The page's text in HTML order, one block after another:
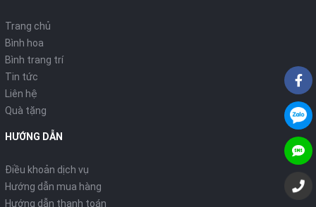
Trang chủ
Bình hoa
Bình trang trí
Tin tức
Liên hệ
Quà tặng
HƯỚNG DẪN
Điều khoản dịch vụ
Hướng dẫn mua hàng
Hướng dẫn thanh toán